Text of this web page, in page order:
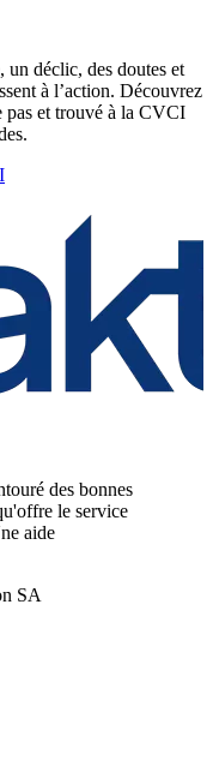
un déclic, des doutes et
à l’action. Découvrez
pas et trouvé à la CVCI
des bonnes
le service
aide
SA